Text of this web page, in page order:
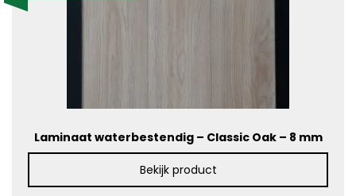
Laminaat waterbestendig – Classic Oak – 8 mm
Bekijk product